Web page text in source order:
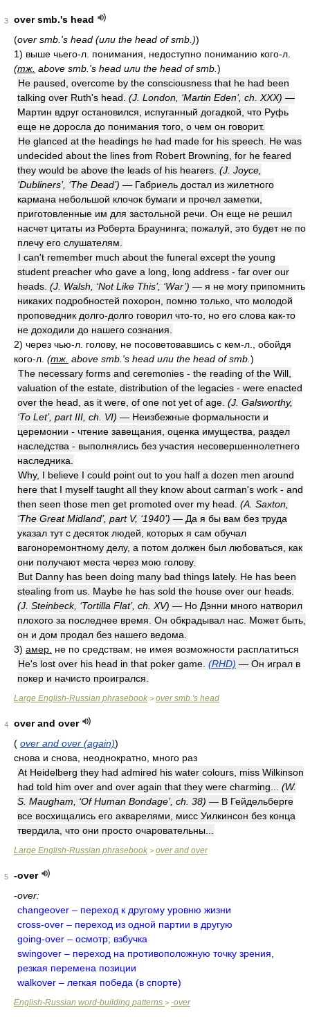
3
over smb.'s head
(over smb.'s head (или the head of smb.))
1) выше чьего-л. понимания, недоступно пониманию кого-л.
(тж. above smb.'s head или the head of smb. )
He paused, overcome by the consciousness that he had been
talking over Ruth's head. (J. London, ‘Martin Eden’, ch. XXX) —
Мартин вдруг остановился, испуганный догадкой, что Руфь
еще не доросла до понимания того, о чем он говорит.
He glanced at the headings he had made for his speech. He was
undecided about the lines from Robert Browning, for he feared
they would be above the leads of his hearers. (J. Joyce,
‘Dubliners’, ‘The Dead’) — Габриель достал из жилетного
кармана небольшой клочок бумаги и прочел заметки,
приготовленные им для застольной речи. Он еще не решил
насчет цитаты из Роберта Браунинга; пожалуй, это будет не по
плечу его слушателям.
I can't remember much about the funeral except the young
student preacher who gave a long, long address - far over our
heads. (J. Walsh, ‘Not Like This’, ‘War’) — я не могу припомнить
никаких подробностей похорон, помню только, что молодой
проповедник долго-долго говорил что-то, но его слова как-то
не доходили до нашего сознания.
2) через чью-л. голову, не посоветовавшись с кем-л., обойдя
кого-л. (тж. above smb.'s head или the head of smb. )
The necessary forms and ceremonies - the reading of the Will,
valuation of the estate, distribution of the legacies - were enacted
over the head, as it were, of one not yet of age. (J. Galsworthy,
‘To Let’, part III, ch. VI) — Неизбежные формальности и
церемонии - чтение завещания, оценка имущества, раздел
наследства - выполнялись без участия несовершеннолетнего
наследника.
Why, I believe I could point out to you half a dozen men around
here that I myself taught all they know about carman's work - and
then seen those men get promoted over my head. (A. Saxton,
‘The Great Midland’, part V, ‘1940’) — Да я бы вам без труда
указал тут с десяток людей, которых я сам обучал
вагоноремонтному делу, а потом должен был любоваться, как
они получают места через мою голову.
But Danny has been doing many bad things lately. He has been
stealing from us. Maybe he has sold the house over our heads.
(J. Steinbeck, ‘Tortilla Flat’, ch. XV) — Но Дэнни много натворил
плохого за последнее время. Он обкрадывал нас. Может быть,
он и дом продал без нашего ведома.
3) амер. не по средствам; не имея возможности расплатиться
He's lost over his head in that poker game. (RHD) — Он играл в
покер и начисто проигрался.
Large English-Russian phrasebook > over smb.'s head
4
over and over
( over and over (again))
снова и снова, неоднократно, много раз
At Heidelberg they had admired his water colours, miss Wilkinson
had told him over and over again that they were charming... (W.
S. Maugham, ‘Of Human Bondage’, ch. 38) — В Гейдельберге
все восхищались его акварелями, мисс Уилкинсон без конца
твердила, что они просто очаровательны...
Large English-Russian phrasebook > over and over
5
-over
-over:
changeover – переход к другому уровню жизни
cross-over – переход из одной партии в другую
going-over – осмотр; взбучка
swingover – переход на противоположную точку зрения,
резкая перемена позиции
walkover – легкая победа (в спорте)
English-Russian word-building patterns > -over